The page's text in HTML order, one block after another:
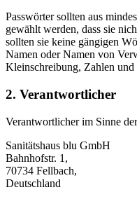
Passwörter sollten aus
gewählt werden, dass sie
sollten sie keine gängigen
Namen oder Namen von
Kleinschreibung, Zahlen und
2. Verantwortlicher
Verantwortlicher im Sinne
Sanitätshaus blu GmbH
Bahnhofstr. 1,
70734 Fellbach,
Deutschland